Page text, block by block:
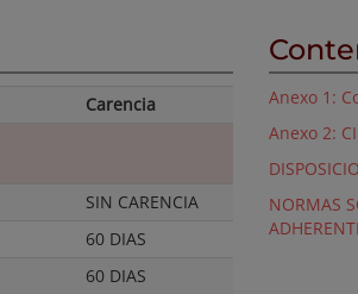
Carencia
SIN CARENCIA
60 DIAS
60 DIAS
Anexo 1:
Anexo 2:
NORMAS